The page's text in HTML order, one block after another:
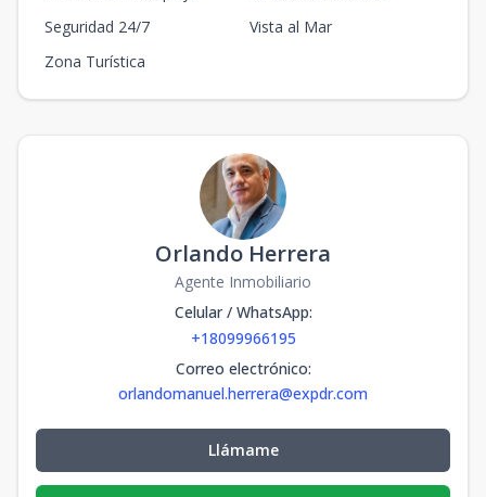
Seguridad 24/7
Vista al Mar
Zona Turística
Orlando Herrera
Agente Inmobiliario
Celular / WhatsApp:
+18099966195
Correo electrónico:
orlandomanuel.herrera@expdr.com
Llámame